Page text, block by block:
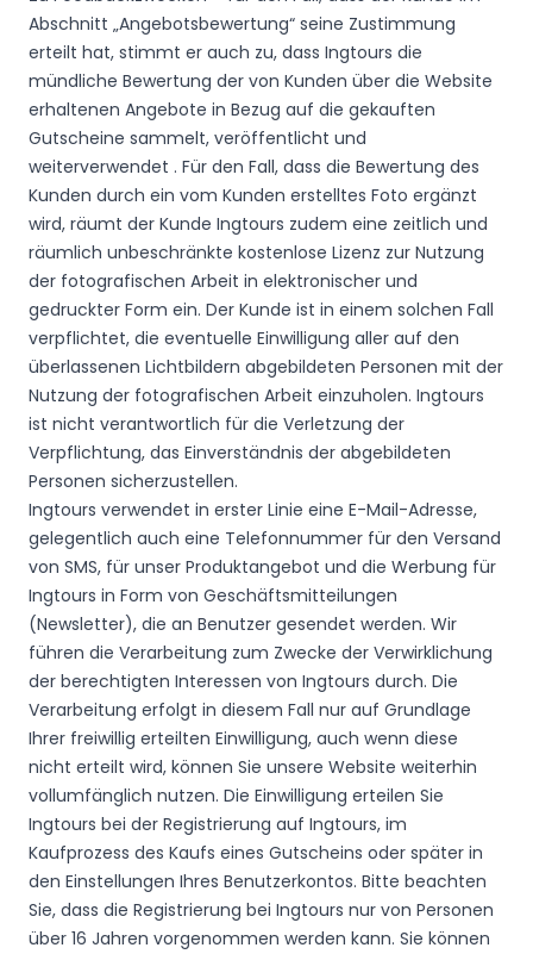
Abschnitt „Angebotsbewertung“ seine Zustimmung
erteilt hat, stimmt er auch zu, dass Ingtours die
mündliche Bewertung der von Kunden über die Website
erhaltenen Angebote in Bezug auf die gekauften
Gutscheine sammelt, veröffentlicht und
weiterverwendet . Für den Fall, dass die Bewertung des
Kunden durch ein vom Kunden erstelltes Foto ergänzt
wird, räumt der Kunde Ingtours zudem eine zeitlich und
räumlich unbeschränkte kostenlose Lizenz zur Nutzung
der fotografischen Arbeit in elektronischer und
gedruckter Form ein. Der Kunde ist in einem solchen Fall
verpflichtet, die eventuelle Einwilligung aller auf den
überlassenen Lichtbildern abgebildeten Personen mit der
Nutzung der fotografischen Arbeit einzuholen. Ingtours
ist nicht verantwortlich für die Verletzung der
Verpflichtung, das Einverständnis der abgebildeten
Personen sicherzustellen.
Ingtours verwendet in erster Linie eine E-Mail-Adresse,
gelegentlich auch eine Telefonnummer für den Versand
von SMS, für unser Produktangebot und die Werbung für
Ingtours in Form von Geschäftsmitteilungen
(Newsletter), die an Benutzer gesendet werden. Wir
führen die Verarbeitung zum Zwecke der Verwirklichung
der berechtigten Interessen von Ingtours durch. Die
Verarbeitung erfolgt in diesem Fall nur auf Grundlage
Ihrer freiwillig erteilten Einwilligung, auch wenn diese
nicht erteilt wird, können Sie unsere Website weiterhin
vollumfänglich nutzen. Die Einwilligung erteilen Sie
Ingtours bei der Registrierung auf Ingtours, im
Kaufprozess des Kaufs eines Gutscheins oder später in
den Einstellungen Ihres Benutzerkontos. Bitte beachten
Sie, dass die Registrierung bei Ingtours nur von Personen
über 16 Jahren vorgenommen werden kann. Sie können